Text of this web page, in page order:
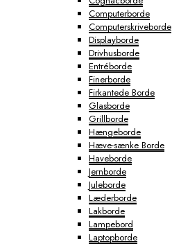
Computerborde
Computerskriveborde
Displayborde
Drivhusborde
Entréborde
Finerborde
Firkantede Borde
Glasborde
Grillborde
Hængeborde
Hæve-sænke Borde
Haveborde
Jernborde
Juleborde
Læderborde
Lakborde
Lampebord
Laptopborde